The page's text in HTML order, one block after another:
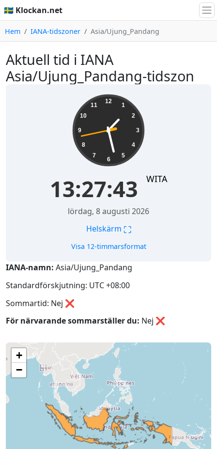
🇸🇪 Klockan.net
Hem IANA-tidszoner Asia/Ujung_Pandang
Aktuell tid i IANA
Asia/Ujung_Pandang-tidszon
12
1
2
3
4
5
6
7
8
9
10
11
13:27:43 WITA
lördag, 8 augusti 2026
Helskärm ⛶
Visa 12-timmarsformat
IANA-namn: Asia/Ujung_Pandang
Standardförskjutning: UTC +08:00
Sommartid: Nej ❌
För närvarande sommarställer du: Nej ❌
+
−